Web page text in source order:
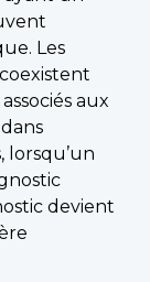
Les
aux
lorsqu’un
devient